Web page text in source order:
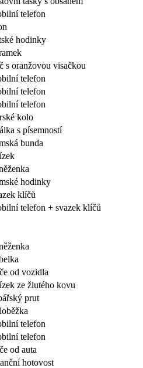
telefon
hodinky
s oranžovou visačkou
telefon
telefon
telefon
kolo
s písemností
bunda
hodinky
klíčů
telefon + svazek klíčů
od vozidla
ze žlutého kovu
prut
telefon
telefon
od auta
hotovost